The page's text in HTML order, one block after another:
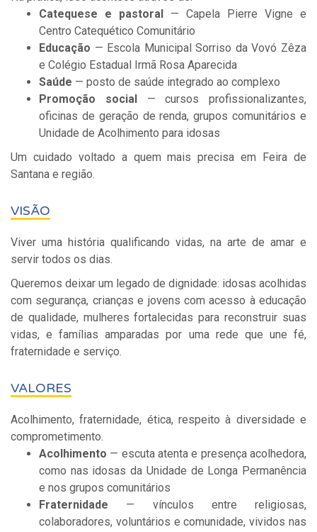
Catequese e pastoral — Capela Pierre Vigne e
Centro Catequético Comunitário
Educação — Escola Municipal Sorriso da Vovó Zêza
e Colégio Estadual Irmã Rosa Aparecida
Saúde — posto de saúde integrado ao complexo
Promoção social— cursos profissionalizantes,
oficinas de geração de renda, grupos comunitários e
Unidade de Acolhimento para idosas
Um cuidado voltado a quem mais precisa em Feira de
Santana e região.
VISÃO
Viver uma história qualificando vidas, na arte de amar e
servir todos os dias.
Queremos deixar um legado de dignidade: idosas acolhidas
com segurança, crianças e jovens com acesso à educação
de qualidade, mulheres fortalecidas para reconstruir suas
vidas, e famílias amparadas por uma rede que une fé,
fraternidade e serviço.
VALORES
Acolhimento, fraternidade, ética, respeito à diversidade e
comprometimento.
Acolhimento — escuta atenta e presença acolhedora,
como nas idosas da Unidade de Longa Permanência
e nos grupos comunitários
Fraternidade — vínculos entre religiosas,
colaboradores, voluntários e comunidade, vividos nas